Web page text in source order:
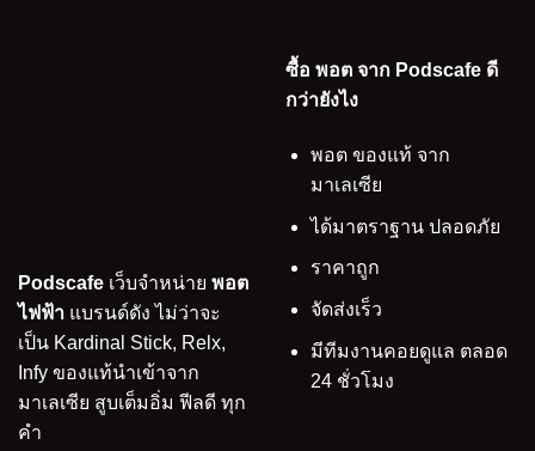
Podscafe เว็บจำหน่าย พอต
ไฟฟ้า แบรนด์ดัง ไม่ว่าจะ
เป็น Kardinal Stick, Relx,
Infy ของแท้นำเข้าจาก
มาเลเซีย สูบเต็มอิ่ม ฟีลดี ทุก
คำ
ซื้อ พอต จาก Podscafe ดี
กว่ายังไง
พอต ของแท้ จาก
มาเลเซีย
ได้มาตราฐาน ปลอดภัย
ราคาถูก
จัดส่งเร็ว
มีทีมงานคอยดูแล ตลอด
24 ชั่วโมง